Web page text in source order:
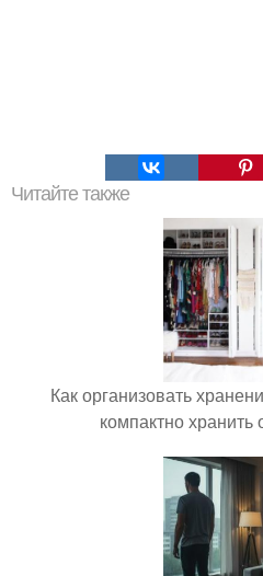
Читайте также
Как организовать
компактно